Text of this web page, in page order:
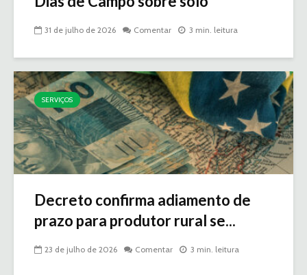
31 de julho de 2026 Comentar 3 min. leitura
SERVIÇOS
Decreto confirma adiamento de
prazo para produtor rural se...
23 de julho de 2026 Comentar 3 min. leitura